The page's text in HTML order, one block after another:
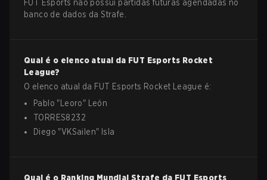
FUT Esports não possui partidas futuras agendadas no
banco de dados da Strafe.
Qual é o elenco atual da FUT Esports Rocket
League?
O elenco atual da FUT Esports Rocket League é:
Pablo " Leoro"
León
TORRES8232
Diego "VKSailen" Isla
Qual é o Ranking Mundial Strafe da FUT Esports